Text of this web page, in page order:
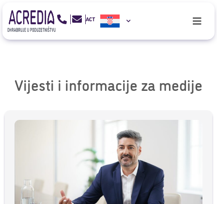
Vijesti i informacije za medije